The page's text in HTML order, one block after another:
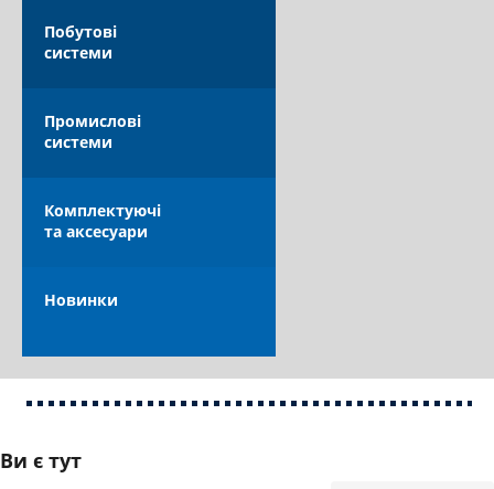
ОПЛАТА ТА ДОСТАВКА
Побутові
системи
Промислові
системи
Комплектуючі
та аксесуари
Новинки
Ви є тут